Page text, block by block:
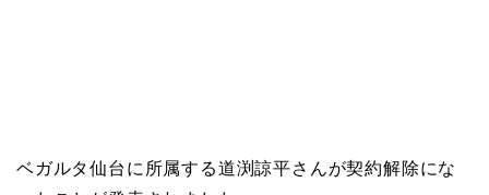
ベガルタ仙台に所属する道渕諒平さんが契約解除にな